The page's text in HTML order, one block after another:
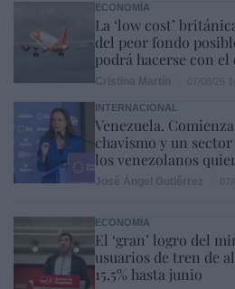
ECONOMÍA
La ‘low cost’
del peor fondo
podrá hacerse con
INTERNACIONAL
Venezuela.
chavismo y un
los venezolanos
ECONOMÍA
El ‘gran’ logro del
usuarios de tren de
15,5% hasta junio